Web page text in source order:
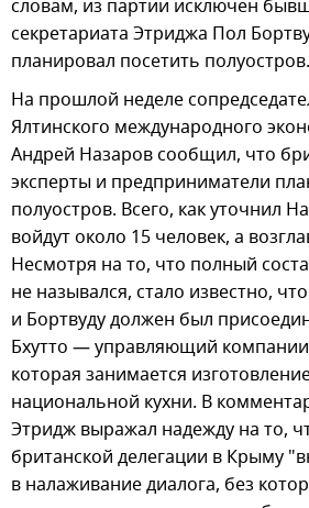
словам, из партии исключен
секретариата Этриджа Пол
планировал посетить полуостров.
На прошлой неделе
Ялтинского международного
Андрей Назаров сообщил, что
эксперты и предприниматели
полуостров. Всего, как уточнил
войдут около 15 человек, а
Несмотря на то, что полный
не назывался, стало известно,
и Бортвуду должен был
Бхутто — управляющий компании
которая занимается
национальной кухни. В
Этридж выражал надежду на то,
британской делегации в Крыму
в налаживание диалога, без